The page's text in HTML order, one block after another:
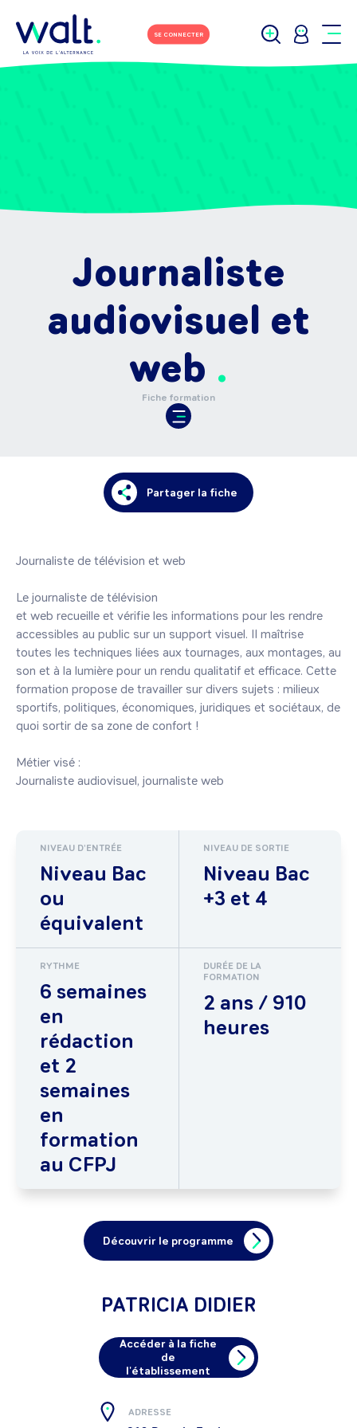
SE CONNECTER
Journaliste
audiovisuel et
web
Fiche formation
Partager la fiche
Journaliste de télévision et web
Le journaliste de télévision
et web recueille et vérifie les informations pour les rendre
accessibles au public sur un support visuel. Il maîtrise
toutes les techniques liées aux tournages, aux montages, au
son et à la lumière pour un rendu qualitatif et efficace. Cette
formation propose de travailler sur divers sujets : milieux
sportifs, politiques, économiques, juridiques et sociétaux, de
quoi sortir de sa zone de confort !
Métier visé :
Journaliste audiovisuel, journaliste web
NIVEAU D'ENTRÉE
Niveau Bac
ou
équivalent
NIVEAU DE SORTIE
Niveau Bac
+3 et 4
RYTHME
6 semaines
en
rédaction
et 2
semaines
en
formation
au CFPJ
DURÉE DE LA
FORMATION
2 ans / 910
heures
Découvrir le programme
PATRICIA DIDIER
Accéder à la fiche
de
l'établissement
ADRESSE